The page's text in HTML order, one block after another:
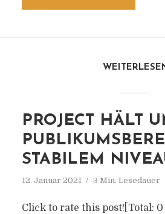
PROJECT HÄLT
STABILEM
12. Januar 2021 3 Min. Lesedauer
Click to rate this post![Total: